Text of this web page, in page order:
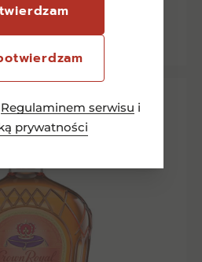
Regulaminem serwisu i
prywatności
się więcej